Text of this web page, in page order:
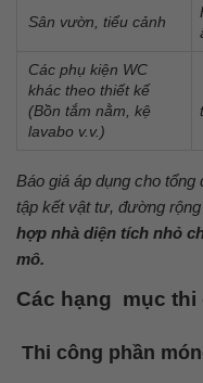
Sân vườn, tiểu cảnh
Các phụ kiện WC
khác theo thiết kế
(Bồn tắm nằm, kệ
lavabo v.v.)
Báo giá áp dụng cho
tập kết vật tư, đường rộng
hợp nhà diện tích nhỏ
mô.
Các hạng mục thi
Thi công phần